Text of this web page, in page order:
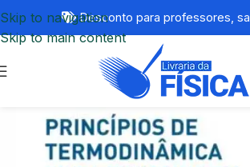
Skip to navigation
Skip to main content
Desconto para professores,